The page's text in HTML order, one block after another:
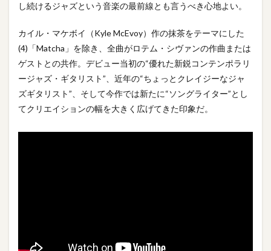
し続けるジャズという音楽の最前線とも言うべき心地よい。
カイル・マケボイ（Kyle McEvoy）作の抹茶をテーマにした
(4)「Matcha」を除き、全曲がロテム・シヴァンの作曲または
ゲストとの共作。デビュー当初の“優れた新鋭コンテンポラリ
ージャズ・ギタリスト”、近年の“ちょっとクレイジーなジャ
ズギタリスト”、そして今作では新たに“ソングライター”とし
てクリエイションの幅を大きく広げてきた印象だ。